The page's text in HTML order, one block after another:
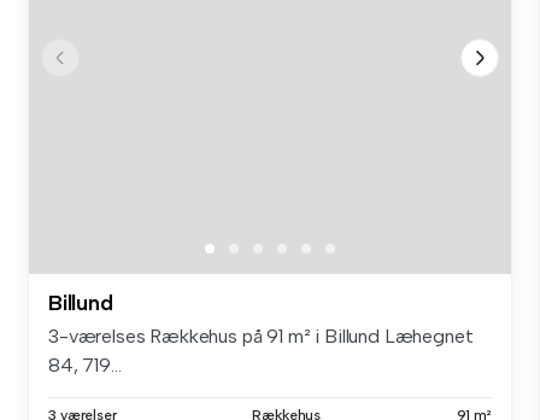
Billund
3-værelses Rækkehus på 91 m² i Billund Læhegnet
84, 719...
3 værelser Rækkehus 91 m²